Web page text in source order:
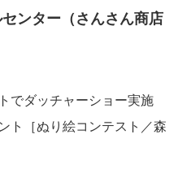
センター（さんさん商店
でダッチャーショー実施
ト［ぬり絵コンテスト／森